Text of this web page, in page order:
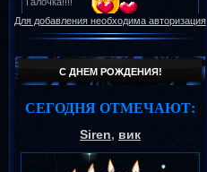
Для добавления необходима авторизация
С ДНЕМ РОЖДЕНИЯ!
СЕГОДНЯ ОТМЕЧАЮТ:
Siren, вик